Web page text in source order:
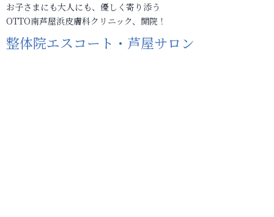
お子さまにも大人にも、優しく寄り添う
OTTO南芦屋浜皮膚科クリニック、開院！
整体院エスコート・芦屋サロン